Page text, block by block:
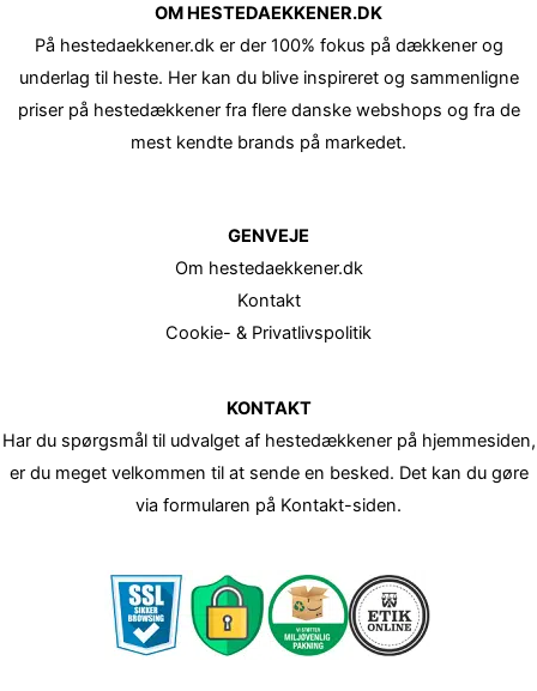
OM HESTEDAEKKENER.DK
På hestedaekkener.dk er der 100% fokus på dækkener og
underlag til heste. Her kan du blive inspireret og sammenligne
priser på hestedækkener fra flere danske webshops og fra de
mest kendte brands på markedet.
GENVEJE
Om hestedaekkener.dk
Kontakt
Cookie- & Privatlivspolitik
KONTAKT
Har du spørgsmål til udvalget af hestedækkener på hjemmesiden,
er du meget velkommen til at sende en besked. Det kan du gøre
via formularen på Kontakt-siden.